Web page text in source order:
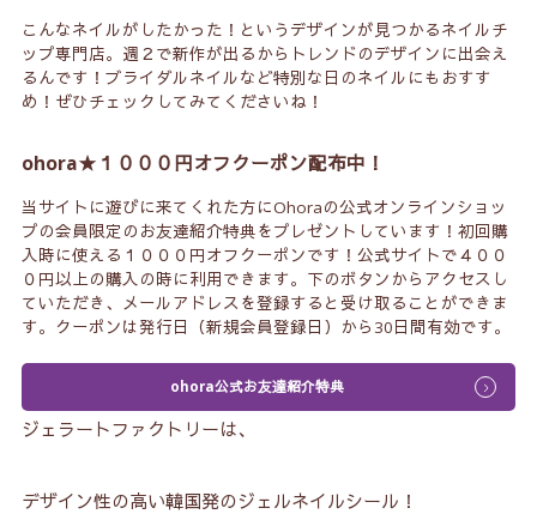
こんなネイルがしたかった！というデザインが見つかるネイルチ
ップ専門店。週２で新作が出るからトレンドのデザインに出会え
るんです！ブライダルネイルなど特別な日のネイルにもおすす
め！ぜひチェックしてみてくださいね！
ohora★１０００円オフクーポン配布中！
当サイトに遊びに来てくれた方にOhoraの公式オンラインショッ
プの会員限定のお友達紹介特典をプレゼントしています！初回購
入時に使える１０００円オフクーポンです！公式サイトで４００
０円以上の購入の時に利用できます。下のボタンからアクセスし
ていただき、メールアドレスを登録すると受け取ることができま
す。クーポンは発行日（新規会員登録日）から30日間有効です。
ohora公式お友達紹介特典
ジェラートファクトリーは、
デザイン性の高い韓国発のジェルネイルシール！